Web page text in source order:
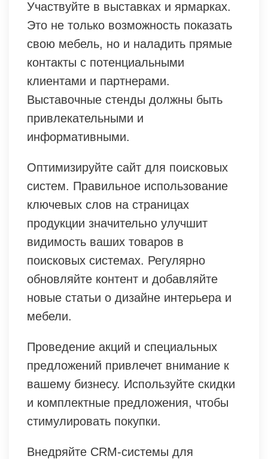
Участвуйте в выставках и ярмарках.
Это не только возможность показать
свою мебель, но и наладить прямые
контакты с потенциальными
клиентами и партнерами.
Выставочные стенды должны быть
привлекательными и
информативными.
Оптимизируйте сайт для поисковых
систем. Правильное использование
ключевых слов на страницах
продукции значительно улучшит
видимость ваших товаров в
поисковых системах. Регулярно
обновляйте контент и добавляйте
новые статьи о дизайне интерьера и
мебели.
Проведение акций и специальных
предложений привлечет внимание к
вашему бизнесу. Используйте скидки
и комплектные предложения, чтобы
стимулировать покупки.
Внедряйте CRM-системы для